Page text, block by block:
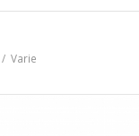
/ Varie